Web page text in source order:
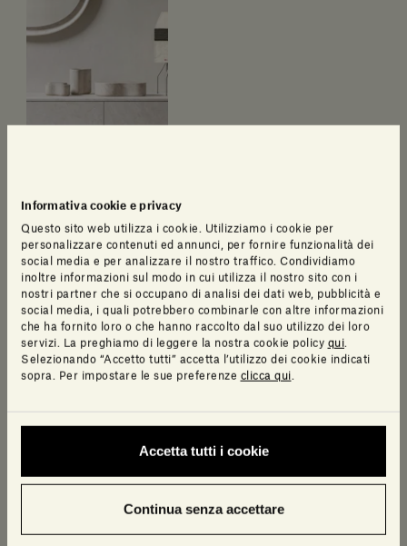
Informativa cookie e privacy
Questo sito web utilizza i cookie. Utilizziamo i cookie per
personalizzare contenuti ed annunci, per fornire funzionalità dei
social media e per analizzare il nostro traffico. Condividiamo
inoltre informazioni sul modo in cui utilizza il nostro sito con i
nostri partner che si occupano di analisi dei dati web, pubblicità e
social media, i quali potrebbero combinarle con altre informazioni
che ha fornito loro o che hanno raccolto dal suo utilizzo dei loro
servizi. La preghiamo di leggere la nostra cookie policy qui.
Selezionando “Accetto tutti” accetta l’utilizzo dei cookie indicati
sopra. Per impostare le sue preferenze clicca qui.
Accetta tutti i cookie
Continua senza accettare
Scarica il catalogo
Bathroom Collection